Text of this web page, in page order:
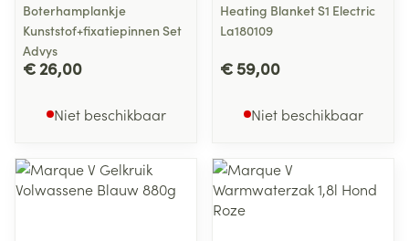
Boterhamplankje
Kunststof+fixatiepinnen Set
Advys
€ 26,00
Niet beschikbaar
Heating Blanket S1 Electric
La180109
€ 59,00
Niet beschikbaar